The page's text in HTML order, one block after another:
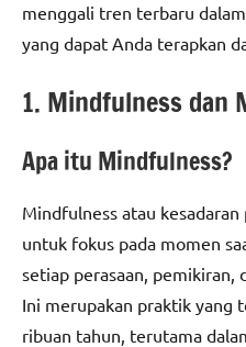
menggali tren terbaru
yang dapat Anda terapkan
1. Mindfulness dan
Apa itu Mindfulness?
Mindfulness atau
untuk fokus pada momen
setiap perasaan, pemikiran,
Ini merupakan praktik yang
ribuan tahun, terutama